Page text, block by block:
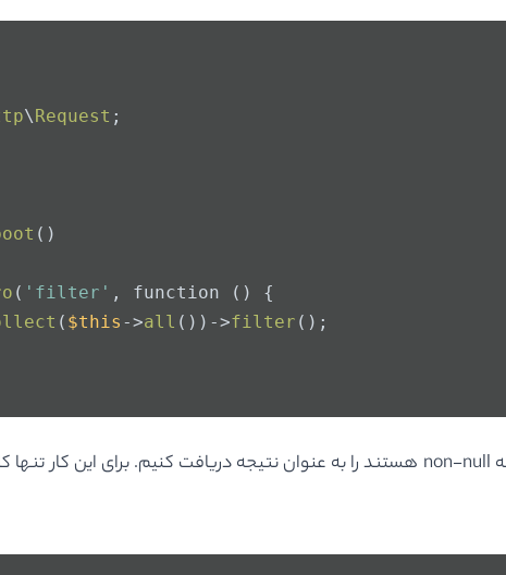
\Request ;
( )
( 'filter' , function () {
( $this ->all ())->filter ();